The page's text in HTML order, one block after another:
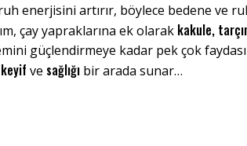
enerjisini artırır, böylece bedene ve
çay yapraklarına ek olarak kakule,
güçlendirmeye kadar pek çok
keyif ve sağlığı bir arada sunar…